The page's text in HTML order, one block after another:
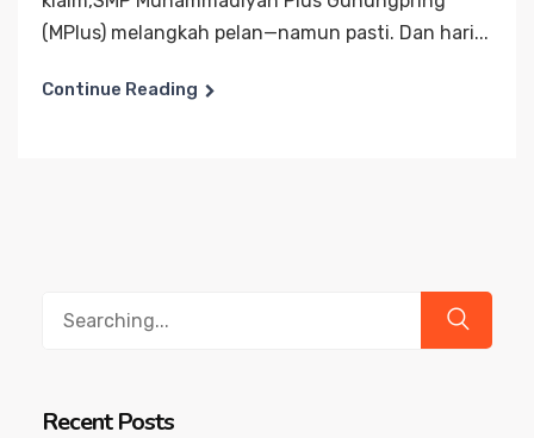
(MPlus) melangkah pelan—namun pasti. Dan hari...
Continue Reading
Recent Posts